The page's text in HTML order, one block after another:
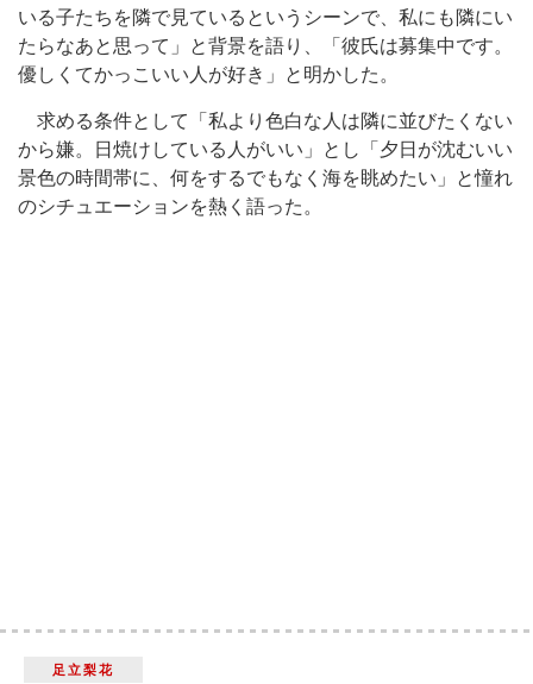
いる子たちを隣で見ているというシーンで、私にも隣にい
たらなあと思って」と背景を語り、「彼氏は募集中です。
優しくてかっこいい人が好き」と明かした。
求める条件として「私より色白な人は隣に並びたくない
から嫌。日焼けしている人がいい」とし「夕日が沈むいい
景色の時間帯に、何をするでもなく海を眺めたい」と憧れ
のシチュエーションを熱く語った。
足立梨花